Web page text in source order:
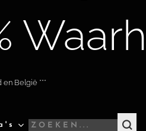
België ***